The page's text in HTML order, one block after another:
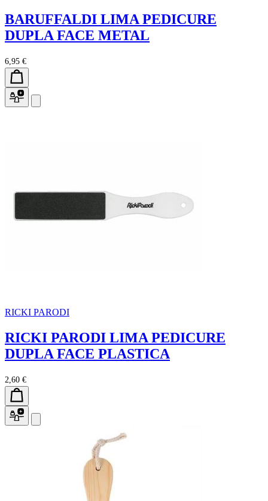
BARUFFALDI LIMA PEDICURE
DUPLA FACE METAL
6,95 €
RICKI PARODI
RICKI PARODI LIMA PEDICURE
DUPLA FACE PLASTICA
2,60 €